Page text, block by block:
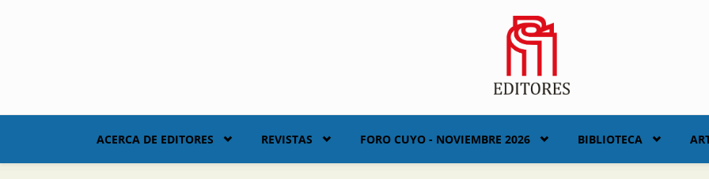
ACERCA DE EDITORES REVISTAS FORO CUYO - NOVIEMBRE 2026 BIBLIOTECA